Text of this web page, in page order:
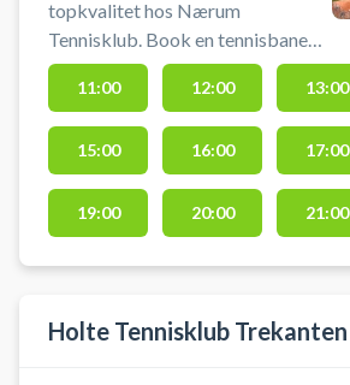
topkvalitet hos Nærum
Tennisklub. Book en tennisbane
og spil tennis i Nærum på
grusbanerne hos tennisklubben.
Book for én time ad gangen og der
er adgang til toilet, bad og
omklædning. Husk at feje bane og
linjer efter brug. Du skal selv
medbring bolde og ketchere.
11:00 12:00 13:00
15:00 16:00 17:00
19:00 20:00 21:00
Holte Tennisklub Trekanten